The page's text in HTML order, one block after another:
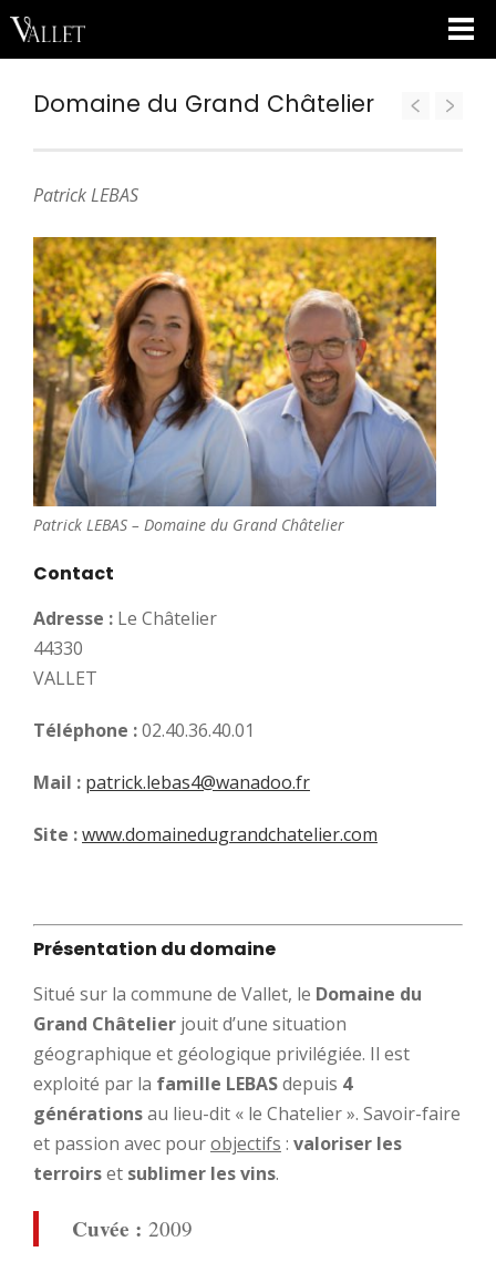
Domaine du Grand Châtelier
Patrick LEBAS
Patrick LEBAS – Domaine du Grand Châtelier
Contact
Adresse : Le Châtelier
44330
VALLET
Téléphone :02.40.36.40.01
Mail : patrick.lebas4@wanadoo.fr
Site :www.domainedugrandchatelier.com
Présentation du domaine
Situé sur la commune de Vallet, le Domaine du
Grand Châtelier jouit d’une situation
géographique et géologique privilégiée. Il est
exploité par la famille LEBASdepuis 4
générationsau lieu-dit « le Chatelier ». Savoir-faire
et passion avec pourobjectifs : valoriser les
terroirset sublimer les vins.
Cuvée : 2009